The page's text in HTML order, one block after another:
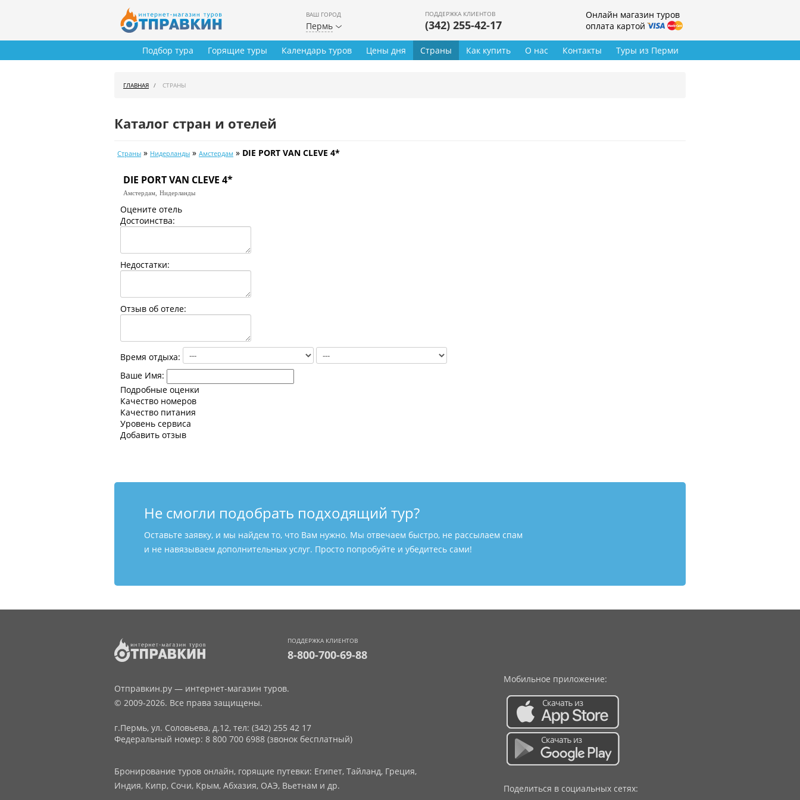
ВАШ ГОРОД
Пермь
ПОДДЕРЖКА КЛИЕНТОВ
(342) 255-42-17
Онлайн магазин туров
оплата картой
Туры из Перми
Подбор тура Горящие туры Календарь туров Цены дня Страны Как купить О нас Контакты
ГЛАВНАЯ СТРАНЫ
Каталог стран и отелей
Страны » Нидерланды » Амстердам » DIE PORT VAN CLEVE 4*
DIE PORT VAN CLEVE 4*
Амстердам, Нидерланды
Оцените отель
Достоинства:
Недостатки:
Отзыв об отеле:
Время отдыха:
Ваше Имя:
Подробные оценки
Качество номеров
Качество питания
Уровень сервиса
Добавить отзыв
Не смогли подобрать подходящий тур?
Оставьте заявку, и мы найдем то, что Вам нужно. Мы отвечаем быстро, не рассылаем спам
и не навязываем дополнительных услуг. Просто попробуйте и убедитесь сами!
ПОДДЕРЖКА КЛИЕНТОВ
8-800-700-69-88
Отправкин.ру — интернет-магазин туров.
© 2009-2026. Все права защищены.
г.Пермь, ул. Соловьева, д.12, тел: (342) 255 42 17
Федеральный номер: 8 800 700 6988 (звонок бесплатный)
Бронирование туров онлайн, горящие путевки: Египет, Тайланд, Греция,
Индия, Кипр, Сочи, Крым, Абхазия, ОАЭ, Вьетнам и др.
Мобильное приложение:
Поделиться в социальных сетях: